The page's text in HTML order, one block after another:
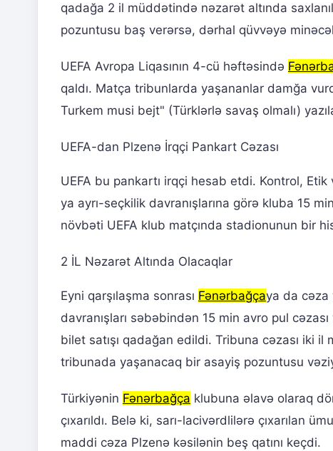
qadağa 2 il müddətində nəzarət altında
pozuntusu baş verərsə, dərhal qüvvəyə
UEFA Avropa Liqasının 4-cü həftəsində
qaldı. Matça tribunlarda yaşananlar damğa
Turkem musi bejt" (Türklərlə savaş olmalı)
UEFA-dan Plzenə İrqçi Pankart Cəzası
UEFA bu pankartı irqçi hesab etdi. Kontrol,
ya ayrı-seçkilik davranışlarına görə kluba 15
növbəti UEFA klub matçında stadionunun bir
2 İL Nəzarət Altında Olacaqlar
Eyni qarşılaşma sonrası Fənərbağçaya da cəza
davranışları səbəbindən 15 min avro pul
bilet satışı qadağan edildi. Tribuna cəzası iki
tribunada yaşanacaq bir asayiş pozuntusu
Türkiyənin Fənərbağça klubuna əlavə olaraq
çıxarıldı. Belə ki, sarı-lacivərdlilərə çıxarılan
maddi cəza Plzenə kəsilənin beş qatını keçdi.